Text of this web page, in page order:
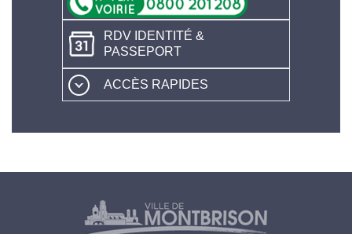
RDV IDENTITÉ &
PASSEPORT
ACCÈS RAPIDES